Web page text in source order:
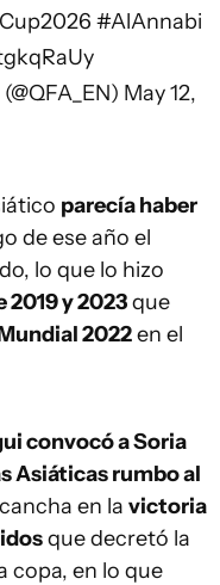
#AlAnnabi
May 12,
parecía haber
de ese año el
lo que lo hizo
2019 y 2023que
2022en el
convocó a Soria
Asiáticas rumbo al
en la victoria
que decretó la
copa, en lo que